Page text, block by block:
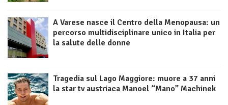
A Varese nasce il Centro della Menopausa: un
percorso multidisciplinare unico in Italia per
la salute delle donne
Tragedia sul Lago Maggiore: muore a 37 anni
la star tv austriaca Manoel “Mano” Machinek